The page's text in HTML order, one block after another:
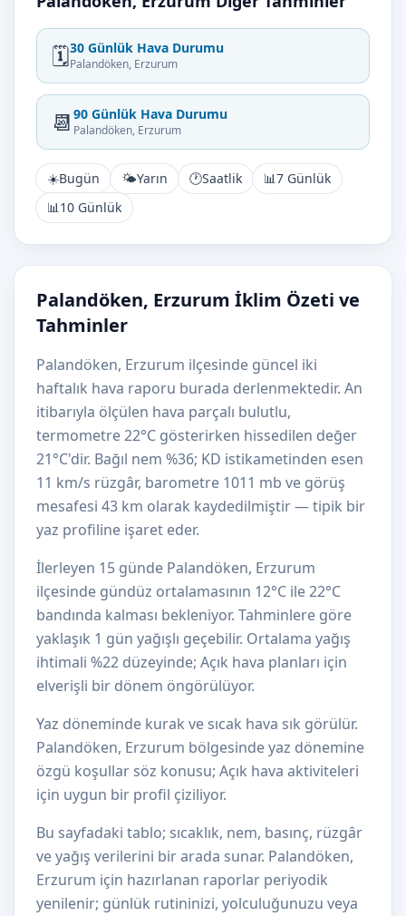
🗓️30 Günlük Hava Durumu
Palandöken, Erzurum
📆 90 Günlük Hava Durumu
Palandöken, Erzurum
☀️Bugün 🌤️Yarın 🕐Saatlik 📊7 Günlük
📊10 Günlük
Palandöken, Erzurum İklim Özeti ve
Tahminler
Palandöken, Erzurum ilçesinde güncel iki
haftalık hava raporu burada derlenmektedir. An
itibarıyla ölçülen hava parçalı bulutlu,
termometre 22°C gösterirken hissedilen değer
21°C'dir. Bağıl nem %36; KD istikametinden esen
11 km/s rüzgâr, barometre 1011 mb ve görüş
mesafesi 43 km olarak kaydedilmiştir — tipik bir
yaz profiline işaret eder.
İlerleyen 15 günde Palandöken, Erzurum
ilçesinde gündüz ortalamasının 12°C ile 22°C
bandında kalması bekleniyor. Tahminlere göre
yaklaşık 1 gün yağışlı geçebilir. Ortalama yağış
ihtimali %22 düzeyinde; Açık hava planları için
elverişli bir dönem öngörülüyor.
Yaz döneminde kurak ve sıcak hava sık görülür.
Palandöken, Erzurum bölgesinde yaz dönemine
özgü koşullar söz konusu; Açık hava aktiviteleri
için uygun bir profil çiziliyor.
Bu sayfadaki tablo; sıcaklık, nem, basınç, rüzgâr
ve yağış verilerini bir arada sunar. Palandöken,
Erzurum için hazırlanan raporlar periyodik
yenilenir; günlük rutininizi, yolculuğunuzu veya